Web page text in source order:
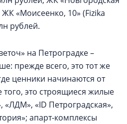
«Моисеенко, 10» (Fizika
рублей.
на Петроградке –
прежде всего, это тот же
ценники начинаются от
это строящиеся жилые
«ID Петроградская»,
апарт-комплексы